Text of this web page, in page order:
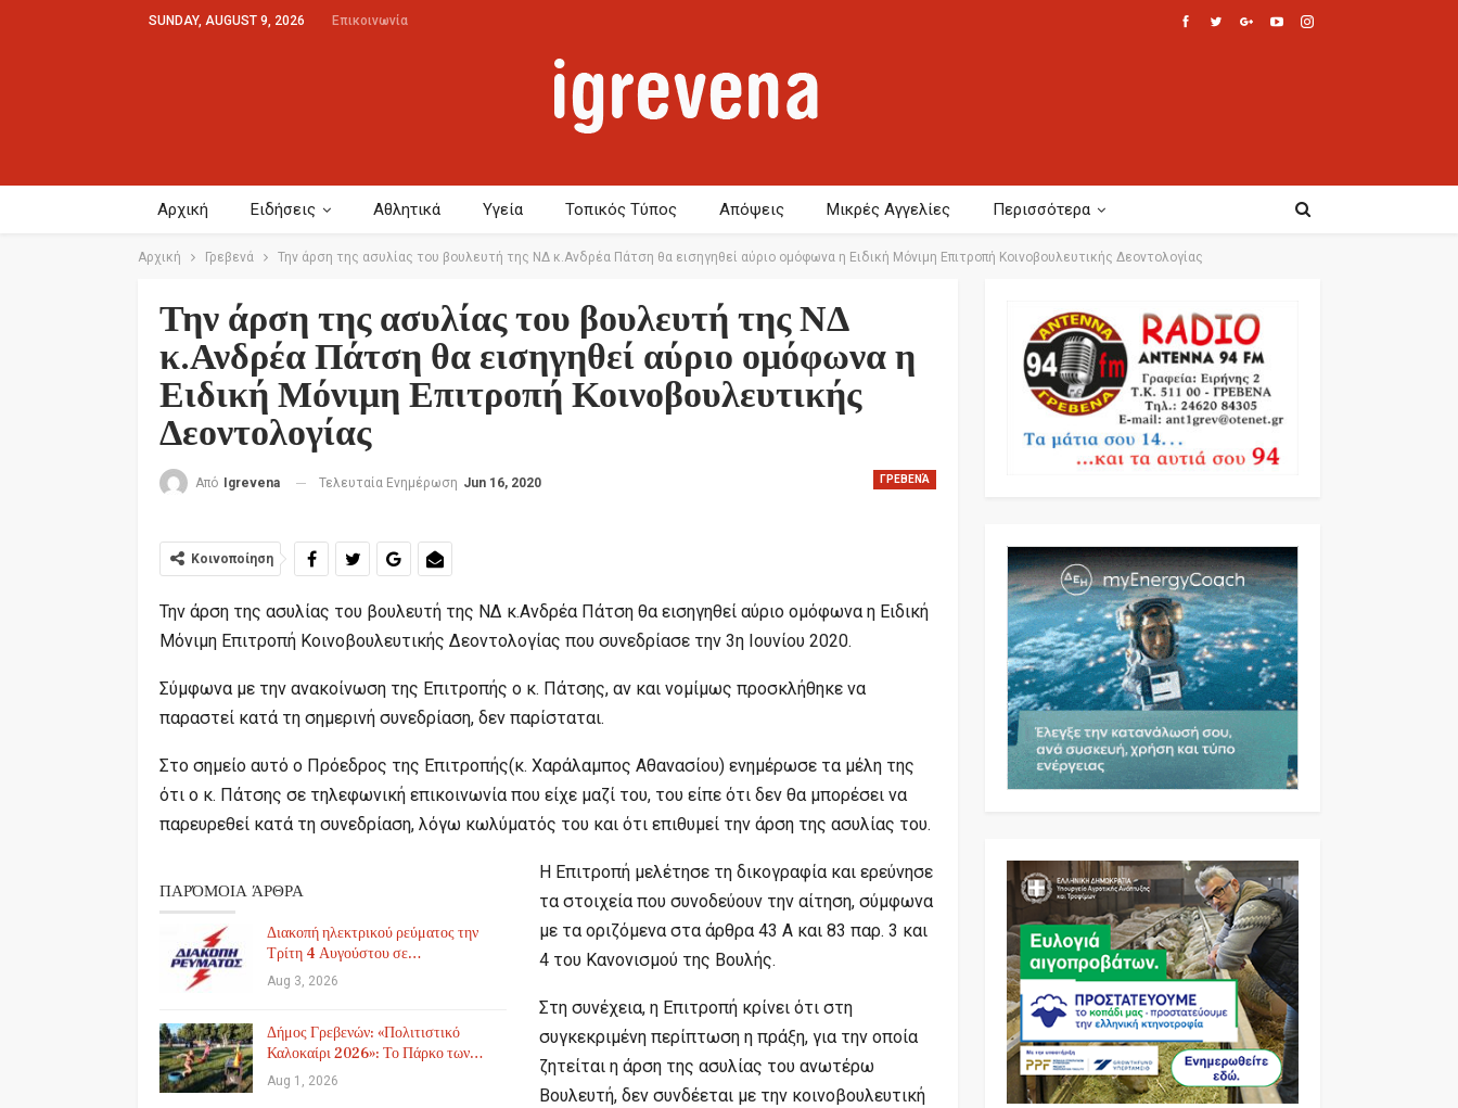
SUNDAY, AUGUST 9, 2026 Επικοινωνία
Αρχική Ειδήσεις Αθλητικά Υγεία Τοπικός Τύπος Απόψεις Μικρές Αγγελίες Περισσότερα
Αρχική Γρεβενά Την άρση της ασυλίας του βουλευτή της ΝΔ κ.Ανδρέα Πάτση θα εισηγηθεί αύριο ομόφωνα η Ειδική Μόνιμη Επιτροπή Κοινοβουλευτικής Δεοντολογίας
Την άρση της ασυλίας του βουλευτή της ΝΔ
κ.Ανδρέα Πάτση θα εισηγηθεί αύριο ομόφωνα η
Ειδική Μόνιμη Επιτροπή Κοινοβουλευτικής
Δεοντολογίας
ΓΡΕΒΕΝΆ
Από Igrevena Τελευταία Ενημέρωση Jun 16, 2020
Κοινοποίηση
Την άρση της ασυλίας του βουλευτή της ΝΔ κ.Ανδρέα Πάτση θα εισηγηθεί αύριο ομόφωνα η Ειδική
Μόνιμη Επιτροπή Κοινοβουλευτικής Δεοντολογίας που συνεδρίασε την 3η Ιουνίου 2020.
Σύμφωνα με την ανακοίνωση της Επιτροπής ο κ. Πάτσης, αν και νομίμως προσκλήθηκε να
παραστεί κατά τη σημερινή συνεδρίαση, δεν παρίσταται.
Στο σημείο αυτό ο Πρόεδρος της Επιτροπής(κ. Χαράλαμπος Αθανασίου) ενημέρωσε τα μέλη της
ότι ο κ. Πάτσης σε τηλεφωνική επικοινωνία που είχε μαζί του, του είπε ότι δεν θα μπορέσει να
παρευρεθεί κατά τη συνεδρίαση, λόγω κωλύματός του και ότι επιθυμεί την άρση της ασυλίας του.
ΠΑΡΌΜΟΙΑ ΆΡΘΡΑ
Διακοπή ηλεκτρικού ρεύματος την
Τρίτη 4 Αυγούστου σε…
Aug 3, 2026
Δήμος Γρεβενών: «Πολιτιστικό
Καλοκαίρι 2026»: Το Πάρκο των…
Aug 1, 2026
Η Επιτροπή μελέτησε τη δικογραφία και ερεύνησε
τα στοιχεία που συνοδεύουν την αίτηση, σύμφωνα
με τα οριζόμενα στα άρθρα 43 Α και 83 παρ. 3 και
4 του Κανονισμού της Βουλής.
Στη συνέχεια, η Επιτροπή κρίνει ότι στη
συγκεκριμένη περίπτωση η πράξη, για την οποία
ζητείται η άρση της ασυλίας του ανωτέρω
Βουλευτή, δεν συνδέεται με την κοινοβουλευτική